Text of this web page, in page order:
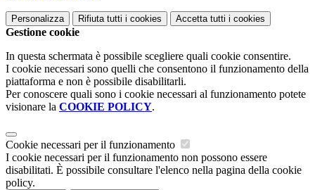
Personalizza Rifiuta tutti i cookies Accetta tutti i cookies
Gestione cookie
In questa schermata è possibile scegliere quali cookie consentire.
I cookie necessari sono quelli che consentono il funzionamento della
piattaforma e non è possibile disabilitarli.
Per conoscere quali sono i cookie necessari al funzionamento potete
visionare la COOKIE POLICY.
Cookie necessari per il funzionamento
I cookie necessari per il funzionamento non possono essere
disabilitati. È possibile consultare l'elenco nella pagina della cookie
policy.